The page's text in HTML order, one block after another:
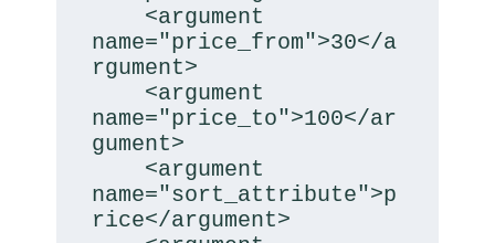
name="price_from">30</a
rgument>
name="price_to">100</ar
gument>
name="sort_attribute">p
rice</argument>